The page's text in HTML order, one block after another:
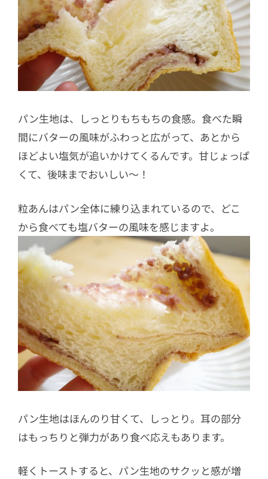
パン生地は、しっとりもちもちの食感。食べた瞬
間にバターの風味がふわっと広がって、あとから
ほどよい塩気が追いかけてくるんです。甘じょっぱ
くて、後味までおいしい～！
粒あんはパン全体に練り込まれているので、どこ
から食べても塩バターの風味を感じますよ。
パン生地はほんのり甘くて、しっとり。耳の部分
はもっちりと弾力があり食べ応えもあります。
軽くトーストすると、パン生地のサクッと感が増